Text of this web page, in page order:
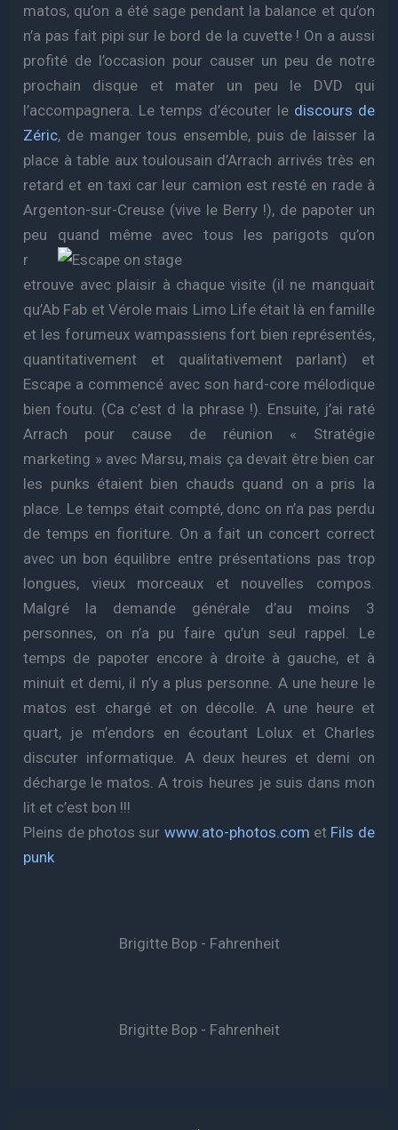
matos, qu’on a été sage pendant la balance et qu’on
n’a pas fait pipi sur le bord de la cuvette ! On a aussi
profité de l’occasion pour causer un peu de notre
prochain disque et mater un peu le DVD qui
l’accompagnera. Le temps d’écouter le discours de
Zéric, de manger tous ensemble, puis de laisser la
place à table aux toulousain d’Arrach arrivés très en
retard et en taxi car leur camion est resté en rade à
Argenton-sur-Creuse (vive le Berry !), de papoter un
peu quand même avec tous les parigots qu’on
r
etrouve avec plaisir à chaque visite (il ne manquait
qu’Ab Fab et Vérole mais Limo Life était là en famille
et les forumeux wampassiens fort bien représentés,
quantitativement et qualitativement parlant) et
Escape a commencé avec son hard-core mélodique
bien foutu. (Ca c’est d la phrase !). Ensuite, j’ai raté
Arrach pour cause de réunion « Stratégie
marketing » avec Marsu, mais ça devait être bien car
les punks étaient bien chauds quand on a pris la
place. Le temps était compté, donc on n’a pas perdu
de temps en fioriture. On a fait un concert correct
avec un bon équilibre entre présentations pas trop
longues, vieux morceaux et nouvelles compos.
Malgré la demande générale d’au moins 3
personnes, on n’a pu faire qu’un seul rappel. Le
temps de papoter encore à droite à gauche, et à
minuit et demi, il n’y a plus personne. A une heure le
matos est chargé et on décolle. A une heure et
quart, je m’endors en écoutant Lolux et Charles
discuter informatique. A deux heures et demi on
décharge le matos. A trois heures je suis dans mon
lit et c’est bon !!!
Pleins de photos sur www.ato-photos.com et Fils de
punk
Brigitte Bop - Fahrenheit
Brigitte Bop - Fahrenheit